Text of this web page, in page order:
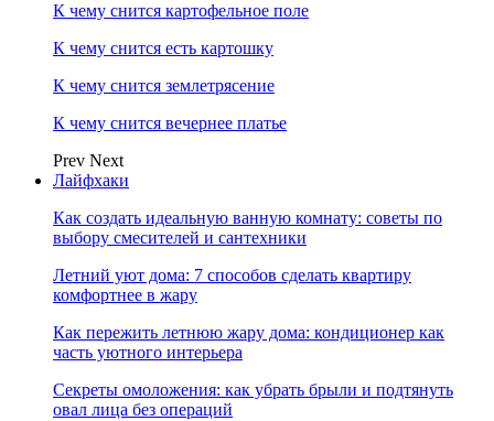
К чему снится картофельное поле
К чему снится есть картошку
К чему снится землетрясение
К чему снится вечернее платье
Prev Next
Лайфхаки
Как создать идеальную ванную комнату: советы по
выбору смесителей и сантехники
Летний уют дома: 7 способов сделать квартиру
комфортнее в жару
Как пережить летнюю жару дома: кондиционер как
часть уютного интерьера
Секреты омоложения: как убрать брыли и подтянуть
овал лица без операций